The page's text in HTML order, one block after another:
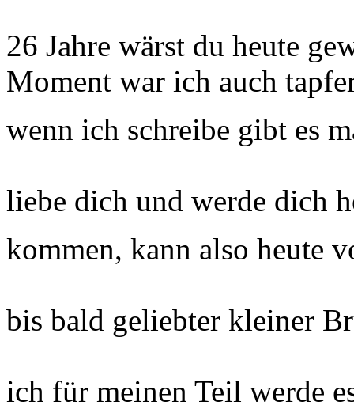
26 Jahre wärst du heute
Moment war ich auch
wenn ich schreibe gibt es
liebe dich und werde dich
kommen, kann also heute
bis bald geliebter kleiner
ich für meinen Teil werde